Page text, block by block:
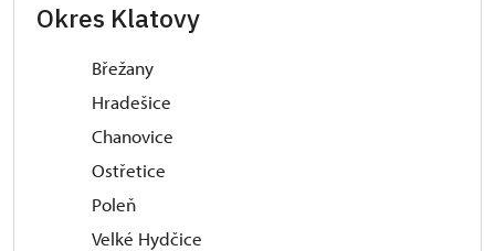
Okres Klatovy
Břežany
Hradešice
Chanovice
Ostřetice
Poleň
Velké Hydčice